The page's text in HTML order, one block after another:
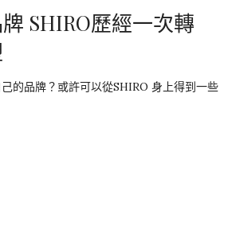
SHIRO歷經一次轉
的品牌？或許可以從SHIRO 身上得到一些